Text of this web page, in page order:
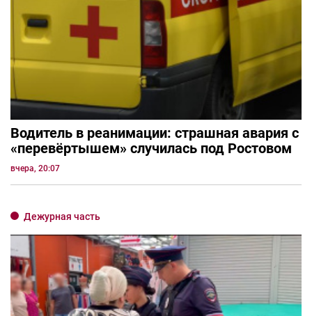
Водитель в реанимации: страшная авария с
«перевёртышем» случилась под Ростовом
вчера, 20:07
Дежурная часть